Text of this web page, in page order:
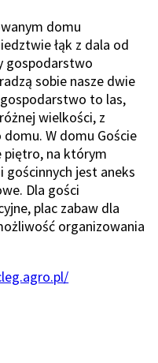
domu
łąk z dala od
gospodarstwo
sobie nasze dwie
to las,
wielkości, z
W domu Goście
piętro, na którym
gościnnych jest aneks
Dla gości
plac zabaw dla
organizowania